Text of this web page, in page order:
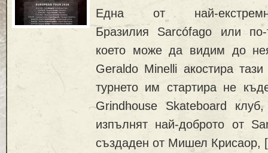
Една от най-
Бразилия Sarcófago или по-
което може да видим до
Geraldo Minelli акостира
турнето им стартира не
Grindhouse Skateboard
изпълнят най-доброто от
създаден от Мишел